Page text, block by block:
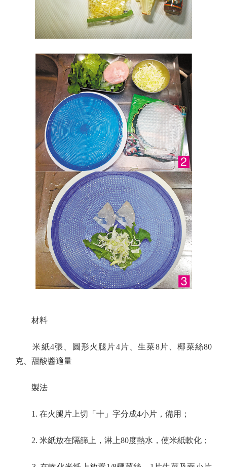
材料
米紙4張、圓形火腿片4片、生菜8片、椰菜絲80
克、甜酸醬適量
製法
1. 在火腿片上切「十」字分成4小片，備用；
2. 米紙放在隔篩上，淋上80度熱水，使米紙軟化；